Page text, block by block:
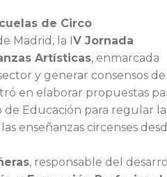
de Circo
Madrid, la IV Jornada
Artísticas, enmarcada
y generar consensos de
en elaborar propuestas
Educación para regular
enseñanzas circenses
, responsable del